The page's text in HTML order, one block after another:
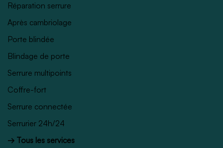
Réparation serrure
Après cambriolage
Porte blindée
Blindage de porte
Serrure multipoints
Coffre-fort
Serrure connectée
Serrurier 24h/24
→ Tous les services